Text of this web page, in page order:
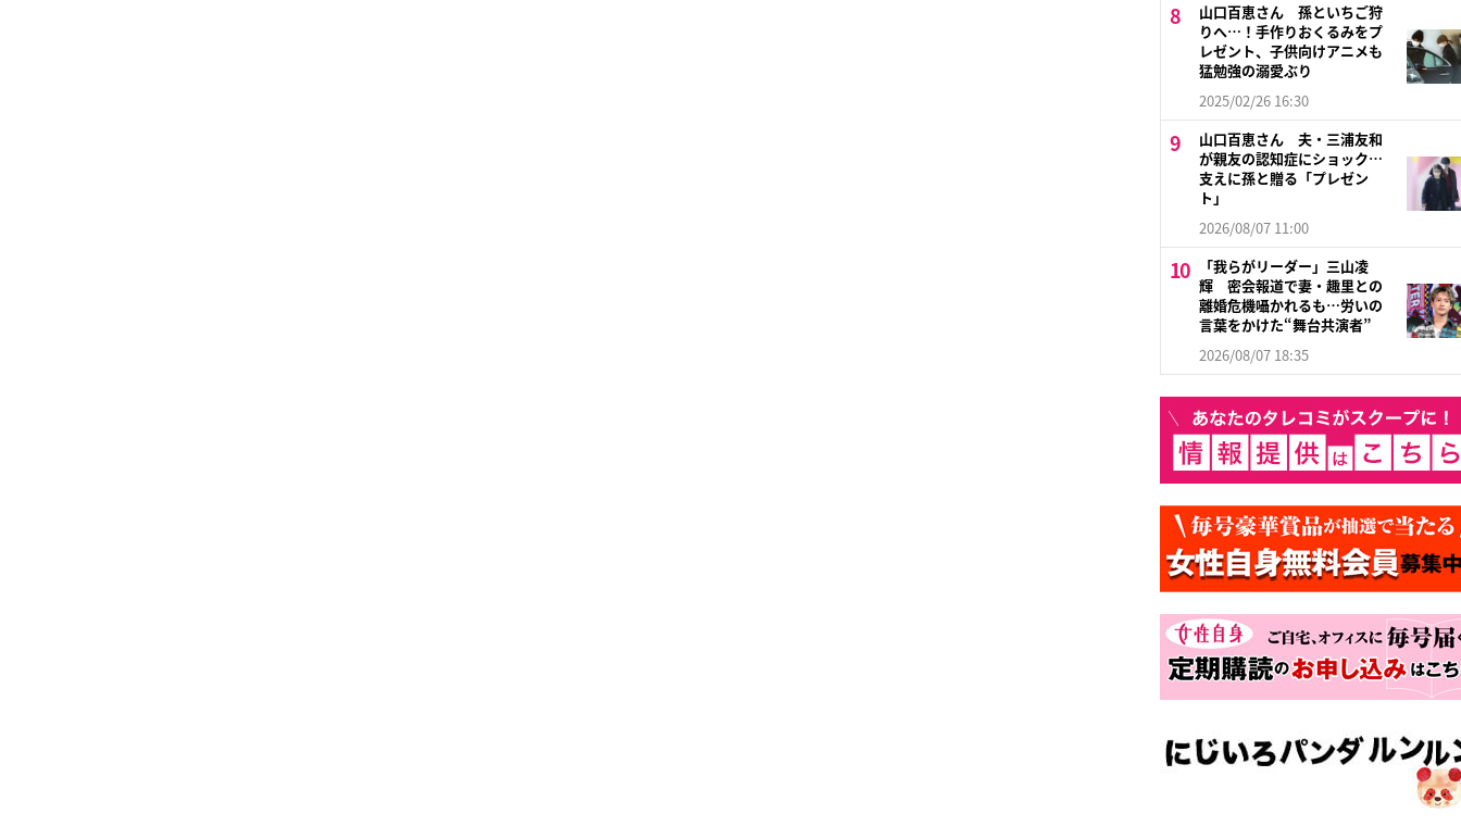
山口百恵さん 孫といちご狩
りへ…！手作りおくるみをプ
レゼント、子供向けアニメも
猛勉強の溺愛ぶり
2025/02/26 16:30
山口百恵さん 夫・三浦友和
が親友の認知症にショック…
支えに孫と贈る「プレゼン
ト」
2026/08/07 11:00
「我らがリーダー」三山凌
輝 密会報道で妻・趣里との
離婚危機囁かれるも…労いの
言葉をかけた“舞台共演者”
2026/08/07 18:35